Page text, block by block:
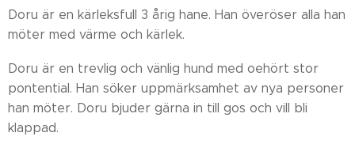
Doru är en kärleksfull 3 årig hane. Han överöser alla han
möter med värme och kärlek.
Doru är en trevlig och vänlig hund med oehört stor
pontential. Han söker uppmärksamhet av nya personer
han möter. Doru bjuder gärna in till gos och vill bli
klappad.